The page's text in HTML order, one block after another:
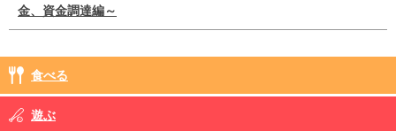
金、資金調達編～
食べる
遊ぶ